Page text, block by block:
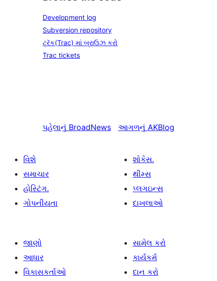
Development log
Subversion repository
ટ્રૅક(Trac) માં બ્રાઉઝ કરો
Trac tickets
પહેલાનું BroadNews આગળનું AKBlog
વિશે
સમાચાર
હોસ્ટિંગ.
ગોપનીયતા
શોકેસ.
થીમ્સ
પ્લગઇન્સ
દાખલાઓ
જાણો
આધાર
વિકાસકર્તાઓ
સામેલ કરો
કાર્યકર્મ
દાન કરો